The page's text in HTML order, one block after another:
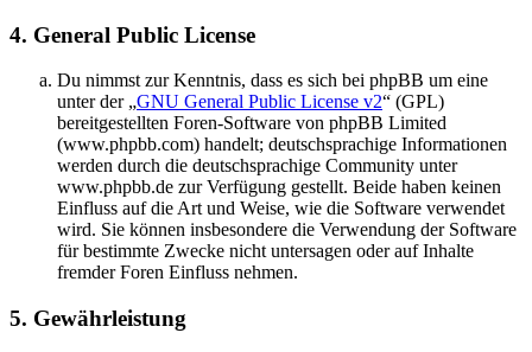
4. General Public License
Du nimmst zur Kenntnis, dass es sich bei phpBB um eine
unter der „GNU General Public License v2“ (GPL)
bereitgestellten Foren-Software von phpBB Limited
(www.phpbb.com) handelt; deutschsprachige Informationen
werden durch die deutschsprachige Community unter
www.phpbb.de zur Verfügung gestellt. Beide haben keinen
Einfluss auf die Art und Weise, wie die Software verwendet
wird. Sie können insbesondere die Verwendung der Software
für bestimmte Zwecke nicht untersagen oder auf Inhalte
fremder Foren Einfluss nehmen.
5. Gewährleistung